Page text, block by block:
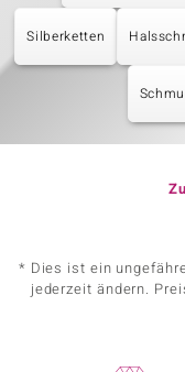
Silberketten
* Dies ist ein
jederzeit ändern.